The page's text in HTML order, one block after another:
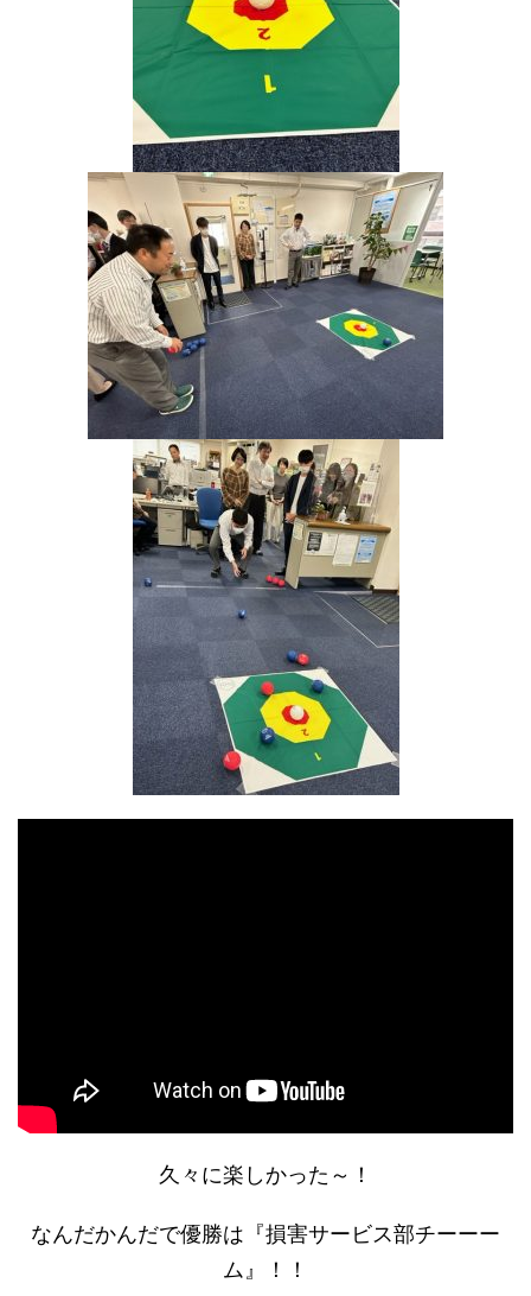
久々に楽しかった～！
なんだかんだで優勝は『損害サービス部チーーー
ム』！！